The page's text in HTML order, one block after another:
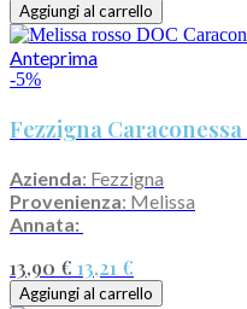
Aggiungi al carrello
Anteprima
-5%
Fezzigna
Azienda: Fezzigna
Provenienza: Melissa
Annata:
13,90 € 13,21 €
Aggiungi al carrello